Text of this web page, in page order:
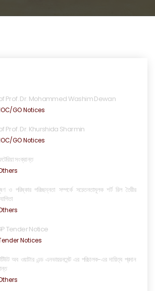
Prof. Dr. Mohammed Washim Dewan
GO Notices
Prof. Dr. Khurshida Sharmin
GO Notices
সংক্রান্ত
ও পরিষ্কার পরিচ্ছন্নতা সম্পর্কে সচেতনতামূলক শর্ট রিল তৈরীর
Tender Notice
Notices
অব ওয়াটার এন্ড এনভায়রনমেন্ট এর পরিচালক-এর দায়িত্ব প্রদান